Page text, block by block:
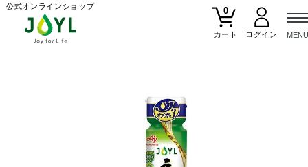
公式オンラインショップ
0
カート